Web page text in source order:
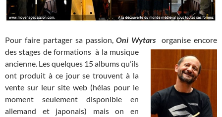
Pour faire partager sa passion,Oni Wytars organise encore
desstages de formations à la musique
ancienne. Les quelques 15 albums qu’ils
ont produit à ce jour se trouvent à la
vente sur leur site web (hélas pour le
moment seulement disponible en
allemand et japonais) mais on en